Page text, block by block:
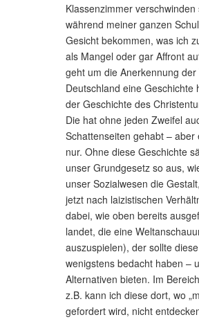
Klassenzimmer
während meiner ganzen
Gesicht bekommen, was ich
als Mangel oder gar Affront
geht um die Anerkennung
Deutschland eine Geschichte
der Geschichte des
Die hat ohne jeden Zweifel
Schattenseiten gehabt – aber
nur. Ohne diese Geschichte
unser Grundgesetz so aus,
unser Sozialwesen die
jetzt nach laizistischen
dabei, wie oben bereits
landet, die eine
auszuspielen), der sollte
wenigstens bedacht haben –
Alternativen bieten. Im
z.B. kann ich diese dort, wo
gefordert wird, nicht